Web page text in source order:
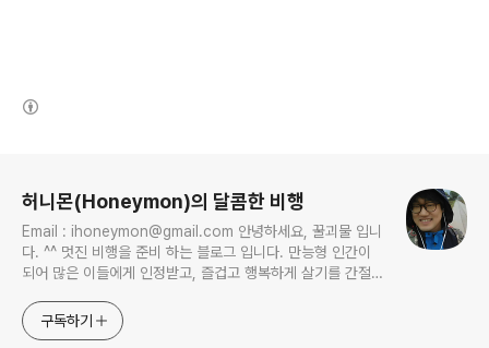
허니몬(Honeymon)의 달콤한 비행
Email : ihoneymon@gmail.com 안녕하세요, 꿀괴물 입니
다. ^^ 멋진 비행을 준비 하는 블로그 입니다. 만능형 인간이
되어 많은 이들에게 인정받고, 즐겁고 행복하게 살기를 간절히
지켜봐주세요!! ^^
구독하기